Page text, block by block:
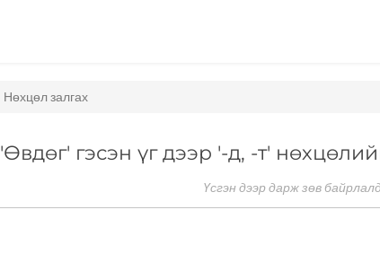
Нөхцөл залгах
'Өвдөг' гэсэн үг дээр '-д, -т'
Үсгэн дээр дарж зөв